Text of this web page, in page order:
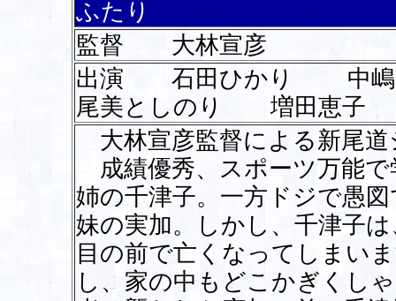
ふたり
監督 大林宣彦
出演 石田ひかり 中
尾美としのり 増田恵子
大林宣彦監督による新尾
成績優秀、スポーツ万能
姉の千津子。一方ドジで愚
妹の実加。しかし、千津子
目の前で亡くなってしまい
し、家の中もどこかぎくし